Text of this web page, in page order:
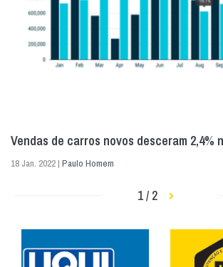
Vendas de carros novos desceram 2,4%
18 Jan. 2022 | Paulo Homem
1 / 2